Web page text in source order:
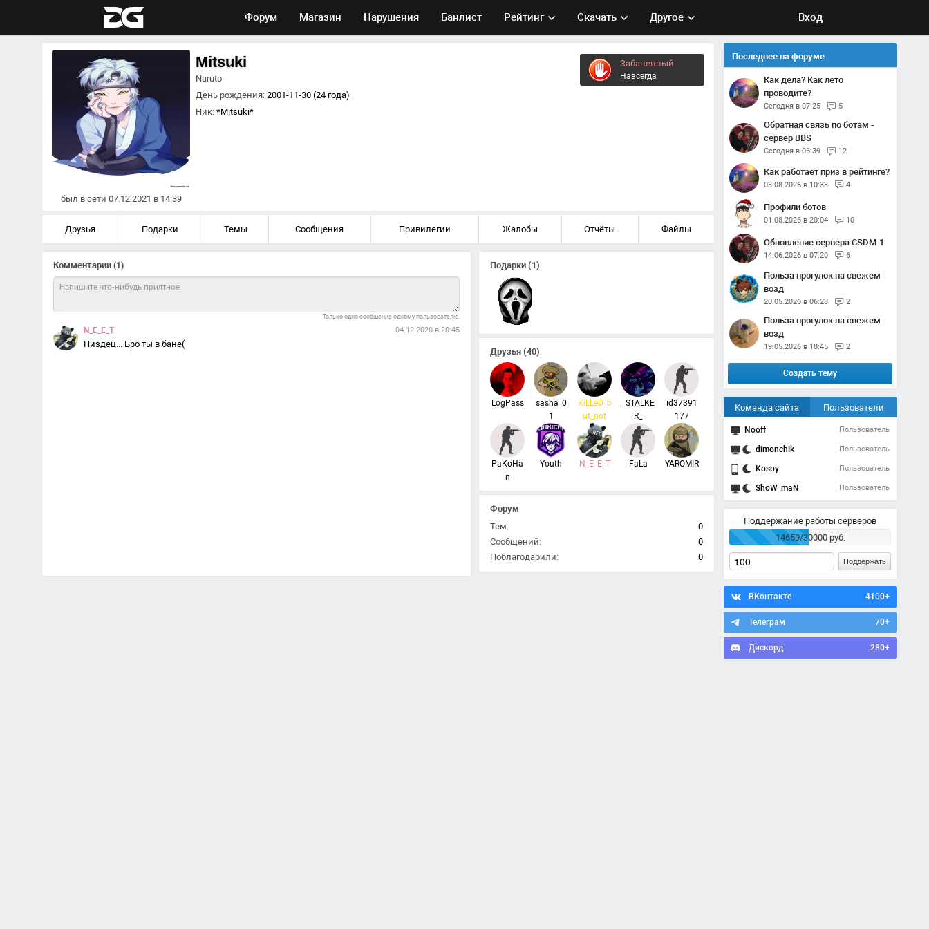
Форум Магазин Нарушения Банлист Рейтинг Скачать Другое Вход
был в сети 07.12.2021 в 14:39
Mitsuki
Naruto
День рождения: 2001-11-30 (24 года)
Ник: *Mitsuki*
Забаненный
Навсегда
Друзья Подарки Темы Сообщения Привилегии Жалобы Отчёты Файлы
Комментарии (1)
Только одно сообщение одному пользователю.
N_E_E_T 04.12.2020 в 20:45
Пиздец... Бро ты в бане(
Подарки (1)
Друзья (40)
LogPass
sasha_0
1
KiLLeD_b
ut_not
_STALKE
R_
id37391
177
PaKoHa
n
Youth N_E_E_T FaLa YAROMIR
Форум
Тем:
0
Сообщений:
0
Поблагодарили:
0
Последнее на форуме
Как дела? Как лето
проводите?
Сегодня в 07:25 5
Обратная связь по ботам -
сервер BBS
Сегодня в 06:39 12
Как работает приз в рейтинге?
03.08.2026 в 10:33 4
Профили ботов
01.08.2026 в 20:04 10
Обновление сервера CSDM-1
14.06.2026 в 07:20 6
Польза прогулок на свежем
возд
20.05.2026 в 06:28 2
Польза прогулок на свежем
возд
19.05.2026 в 18:45 2
Создать тему
Команда сайта Пользователи
Nooff Пользователь
dimonchik Пользователь
Kosoy Пользователь
ShoW_maN Пользователь
Поддержание работы серверов
14659/30000 руб.
Поддержать
ВКонтакте 4100+
Телеграм 70+
Дискорд 280+